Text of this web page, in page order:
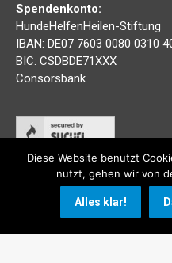
Spendenkonto:
HundeHelfenHeilen-Stiftung
IBAN: DE07 7603 0080 0310
BIC: CSDBDE71XXX
Consorsbank
Diese Website benutzt
nutzt, gehen wir von
Alles klar!